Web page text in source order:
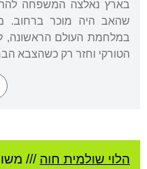
בארץ נאלצה המשפחה
שהאב היה מוכר ברחוב.
במלחמת העולם הראשונה,
הטורקי וחזר רק כשהצבא
הלוי שולמית חוה ///